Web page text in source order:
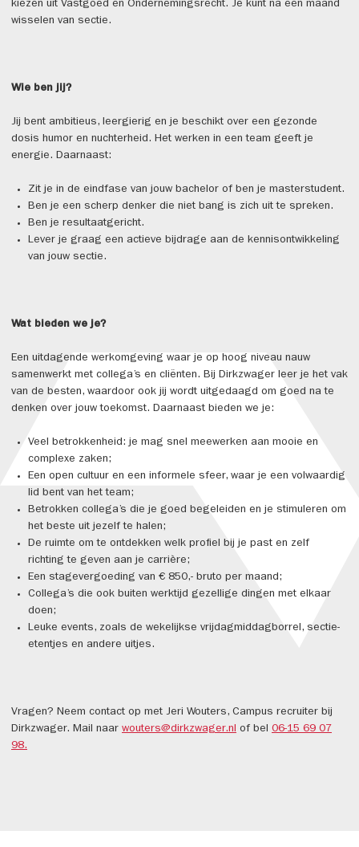
kiezen uit Vastgoed en Ondernemingsrecht. Je kunt na een maand
wisselen van sectie.
Wie ben jij?
Jij bent ambitieus, leergierig en je beschikt over een gezonde
dosis humor en nuchterheid. Het werken in een team geeft je
energie. Daarnaast:
Zit je in de eindfase van jouw bachelor of ben je masterstudent.
Ben je een scherp denker die niet bang is zich uit te spreken.
Ben je resultaatgericht.
Lever je graag een actieve bijdrage aan de kennisontwikkeling
van jouw sectie.
Wat bieden we je?
Een uitdagende werkomgeving waar je op hoog niveau nauw
samenwerkt met collega’s en cliënten. Bij Dirkzwager leer je het vak
van de besten, waardoor ook jij wordt uitgedaagd om goed na te
denken over jouw toekomst. Daarnaast bieden we je:
Veel betrokkenheid: je mag snel meewerken aan mooie en
complexe zaken;
Een open cultuur en een informele sfeer, waar je een volwaardig
lid bent van het team;
Betrokken collega’s die je goed begeleiden en je stimuleren om
het beste uit jezelf te halen;
De ruimte om te ontdekken welk profiel bij je past en zelf
richting te geven aan je carrière;
Een stagevergoeding van € 850,- bruto per maand;
Collega’s die ook buiten werktijd gezellige dingen met elkaar
doen;
Leuke events, zoals de wekelijkse vrijdagmiddagborrel, sectie-
etentjes en andere uitjes.
Vragen? Neem contact op met Jeri Wouters, Campus recruiter bij
Dirkzwager. Mail naar wouters@dirkzwager.nl of bel 06-15 69 07
98.